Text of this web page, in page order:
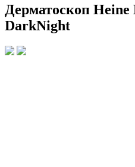
Дерматоскоп Heine
DarkNight